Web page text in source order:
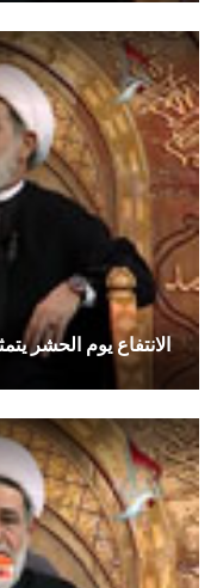
الانتفاع يوم الحشر